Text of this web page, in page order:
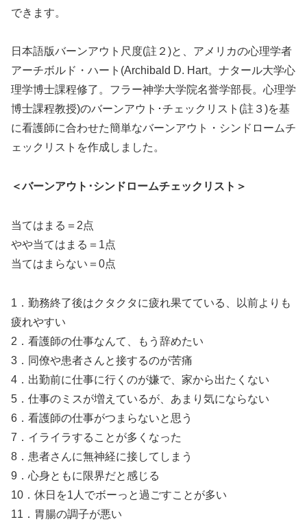
できます。
日本語版バーンアウト尺度(註２)と、アメリカの心理学者
アーチボルド・ハート(Archibald D. Hart。ナタール大学心
理学博士課程修了。フラー神学大学院名誉学部長。心理学
博士課程教授)のバーンアウト･チェックリスト(註３)を基
に看護師に合わせた簡単なバーンアウト・シンドロームチ
ェックリストを作成しました。
＜バーンアウト･シンドロームチェックリスト＞
当てはまる＝2点
やや当てはまる＝1点
当てはまらない＝0点
1．勤務終了後はクタクタに疲れ果てている、以前よりも
疲れやすい
2．看護師の仕事なんて、もう辞めたい
3．同僚や患者さんと接するのが苦痛
4．出勤前に仕事に行くのが嫌で、家から出たくない
5．仕事のミスが増えているが、あまり気にならない
6．看護師の仕事がつまらないと思う
7．イライラすることが多くなった
8．患者さんに無神経に接してしまう
9．心身ともに限界だと感じる
10．休日を1人でボーっと過ごすことが多い
11．胃腸の調子が悪い